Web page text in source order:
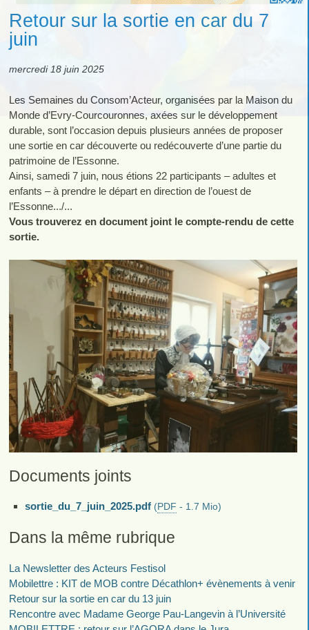
Retour sur la sortie en car du 7
juin
mercredi 18 juin 2025
Les Semaines du Consom’Acteur, organisées par la Maison du
Monde d’Evry-Courcouronnes, axées sur le développement
durable, sont l’occasion depuis plusieurs années de proposer
une sortie en car découverte ou redécouverte d’une partie du
patrimoine de l’Essonne.
Ainsi, samedi 7 juin, nous étions 22 participants – adultes et
enfants – à prendre le départ en direction de l’ouest de
l’Essonne.../...
Vous trouverez en document joint le compte-rendu de cette
sortie.
Documents joints
sortie_du_7_juin_2025.pdf (PDF - 1.7 Mio)
Dans la même rubrique
La Newsletter des Acteurs Festisol
Mobilettre : KIT de MOB contre Décathlon+ évènements à venir
Retour sur la sortie en car du 13 juin
Rencontre avec Madame George Pau-Langevin à l’Université